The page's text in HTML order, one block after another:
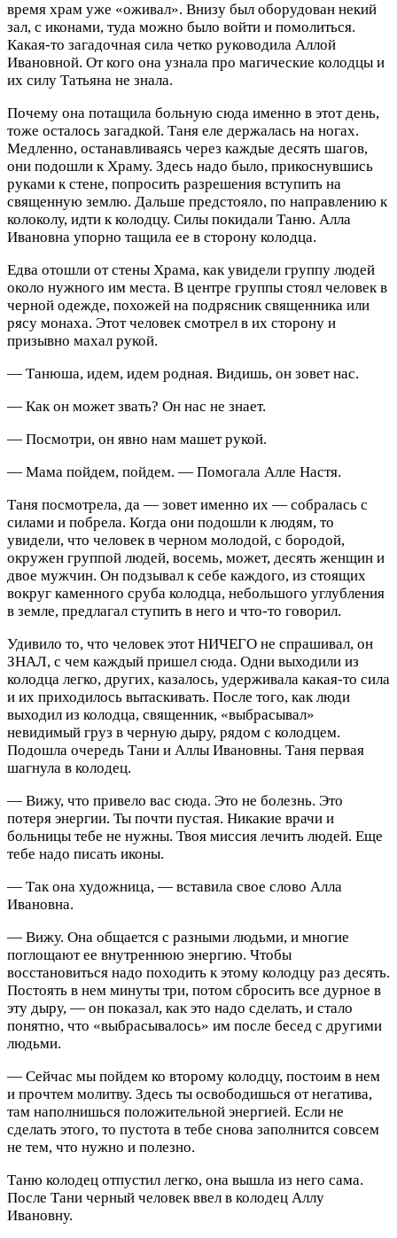
время храм уже «оживал». Внизу был оборудован некий
зал, с иконами, туда можно было войти и помолиться.
Какая-то загадочная сила четко руководила Аллой
Ивановной. От кого она узнала про магические колодцы и
их силу Татьяна не знала.
Почему она потащила больную сюда именно в этот день,
тоже осталось загадкой. Таня еле держалась на ногах.
Медленно, останавливаясь через каждые десять шагов,
они подошли к Храму. Здесь надо было, прикоснувшись
руками к стене, попросить разрешения вступить на
священную землю. Дальше предстояло, по направлению к
колоколу, идти к колодцу. Силы покидали Таню. Алла
Ивановна упорно тащила ее в сторону колодца.
Едва отошли от стены Храма, как увидели группу людей
около нужного им места. В центре группы стоял человек в
черной одежде, похожей на подрясник священника или
рясу монаха. Этот человек смотрел в их сторону и
призывно махал рукой.
— Танюша, идем, идем родная. Видишь, он зовет нас.
— Как он может звать? Он нас не знает.
— Посмотри, он явно нам машет рукой.
— Мама пойдем, пойдем. — Помогала Алле Настя.
Таня посмотрела, да — зовет именно их — собралась с
силами и побрела. Когда они подошли к людям, то
увидели, что человек в черном молодой, с бородой,
окружен группой людей, восемь, может, десять женщин и
двое мужчин. Он подзывал к себе каждого, из стоящих
вокруг каменного сруба колодца, небольшого углубления
в земле, предлагал ступить в него и что-то говорил.
Удивило то, что человек этот НИЧЕГО не спрашивал, он
ЗНАЛ, с чем каждый пришел сюда. Одни выходили из
колодца легко, других, казалось, удерживала какая-то сила
и их приходилось вытаскивать. После того, как люди
выходил из колодца, священник, «выбрасывал»
невидимый груз в черную дыру, рядом с колодцем.
Подошла очередь Тани и Аллы Ивановны. Таня первая
шагнула в колодец.
— Вижу, что привело вас сюда. Это не болезнь. Это
потеря энергии. Ты почти пустая. Никакие врачи и
больницы тебе не нужны. Твоя миссия лечить людей. Еще
тебе надо писать иконы.
— Так она художница, — вставила свое слово Алла
Ивановна.
— Вижу. Она общается с разными людьми, и многие
поглощают ее внутреннюю энергию. Чтобы
восстановиться надо походить к этому колодцу раз десять.
Постоять в нем минуты три, потом сбросить все дурное в
эту дыру, — он показал, как это надо сделать, и стало
понятно, что «выбрасывалось» им после бесед с другими
людьми.
— Сейчас мы пойдем ко второму колодцу, постоим в нем
и прочтем молитву. Здесь ты освободишься от негатива,
там наполнишься положительной энергией. Если не
сделать этого, то пустота в тебе снова заполнится совсем
не тем, что нужно и полезно.
Таню колодец отпустил легко, она вышла из него сама.
После Тани черный человек ввел в колодец Аллу
Ивановну.